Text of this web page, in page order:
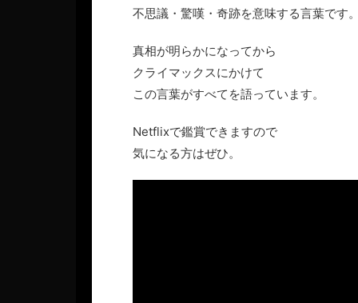
不思議・驚嘆・奇跡を意味する言葉です。
真相が明らかになってから
クライマックスにかけて
この言葉がすべてを語っています。
Netflixで鑑賞できますので
気になる方はぜひ。